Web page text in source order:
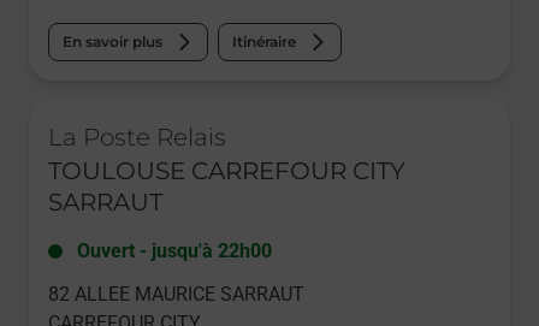
En savoir plus Itinéraire
La Poste Relais
TOULOUSE CARREFOUR CITY
SARRAUT
Ouvert - jusqu'à 22h00
82 ALLEE MAURICE SARRAUT